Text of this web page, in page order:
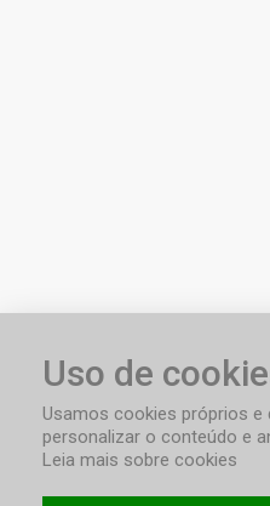
Uso de
Usamos cookies próprios e
personalizar o conteúdo e
Leia mais sobre cookies